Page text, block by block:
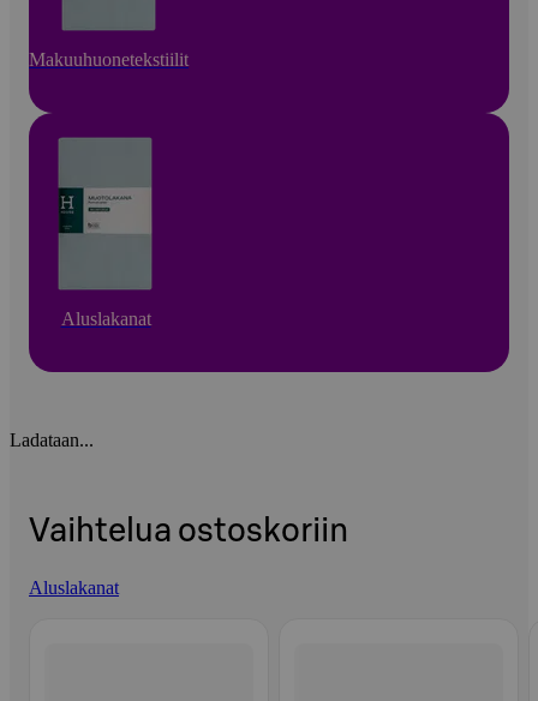
Makuuhuonetekstiilit
Aluslakanat
Ladataan...
Vaihtelua ostoskoriin
Aluslakanat